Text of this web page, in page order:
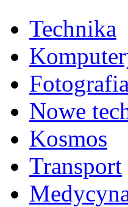
Technika
Fotografia
Nowe
Kosmos
Transport